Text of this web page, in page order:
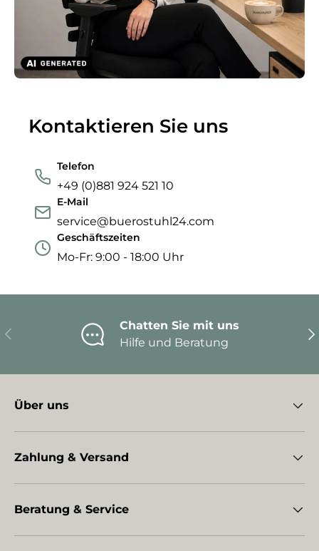
Kontaktieren Sie uns
Telefon
+49 (0)881 924 521 10
E-Mail
service@buerostuhl24.com
Geschäftszeiten
Mo-Fr: 9:00 - 18:00 Uhr
Vorherige
Chatten Sie mit uns
Hilfe und Beratung
Über uns
Zahlung & Versand
Beratung & Service